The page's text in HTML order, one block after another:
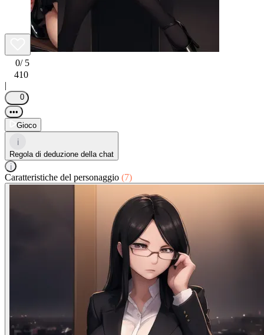
0/ 5
410
|
0
•••
Gioco
i
Regola di deduzione della chat
i
Caratteristiche del personaggio (7)